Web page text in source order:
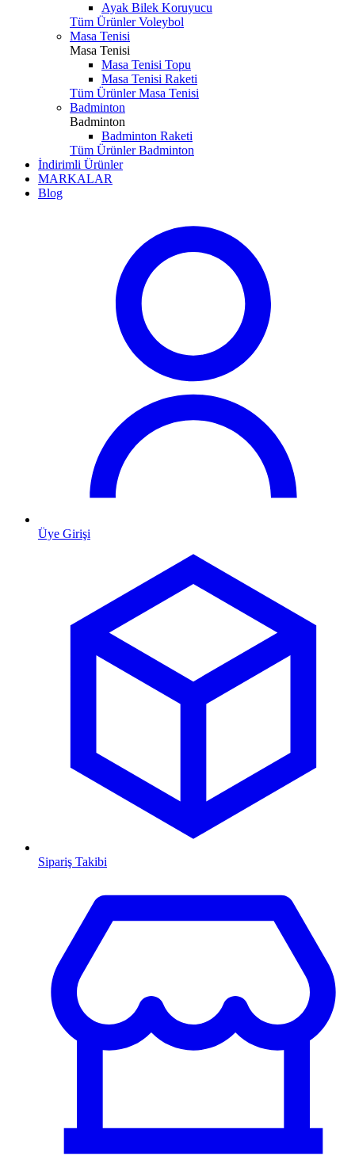
Ayak Bilek Koruyucu
Tüm Ürünler Voleybol
Masa Tenisi
Masa Tenisi
Masa Tenisi Topu
Masa Tenisi Raketi
Tüm Ürünler Masa Tenisi
Badminton
Badminton
Badminton Raketi
Tüm Ürünler Badminton
İndirimli Ürünler
MARKALAR
Blog
Üye Girişi
Sipariş Takibi